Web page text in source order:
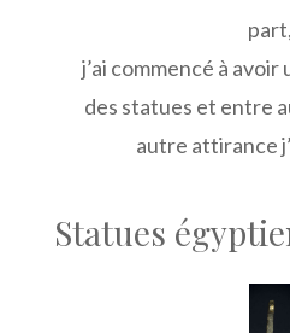
part,
j’ai commencé à avoir
des statues et entre
autre attirance
Statues